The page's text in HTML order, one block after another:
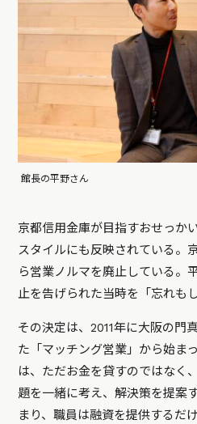
館長の平野さん
京都信用金庫が目指すおせっか
スタイルにも反映されている。
ら営業ノルマを廃止している。
止を告げられた当時を「忘れも
その決定は、2011年に大阪の門
た「マッチング営業」から始ま
は、ただお金を貸すのではなく
題を一緒に考え、解決策を提案
まり、職員は融資を提供するだ